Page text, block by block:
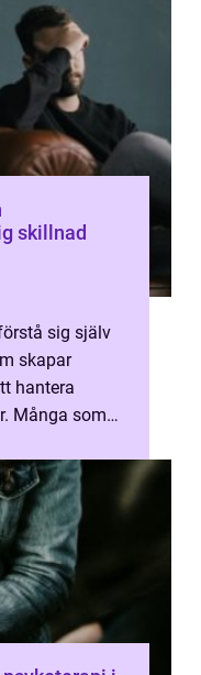
skillnad
sig själv
skapar
hantera
Många som